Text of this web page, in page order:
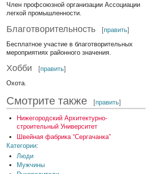
Член профсоюзной организации Ассоциации
легкой промышленности.
Благотворительность [править]
Бесплатное участие в благотворительных
мероприятиях районного значения.
Хобби [править]
Охота.
Смотрите также [править]
Нижегородский Архитектурно-
строительный Университет
Швейная фабрика “Сергачанка”
Категории:
Люди
Мужчины